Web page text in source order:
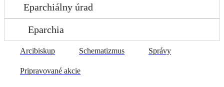
Eparchiálny úrad
Eparchia
Arcibiskup Schematizmus Správy
Pripravované akcie